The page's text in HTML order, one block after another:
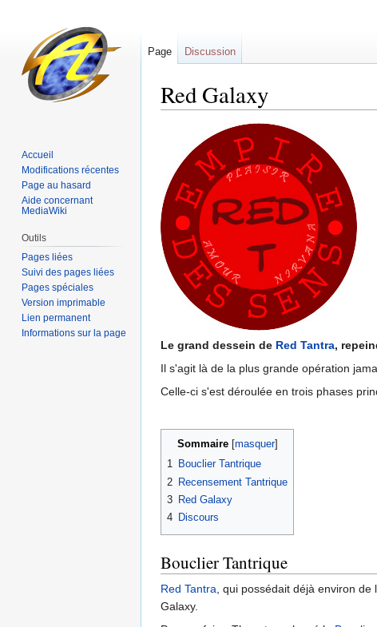
Red Galaxy
navigation
recherche
Le grand dessein de Red Tantra,
Il s'agit là de la plus grande opération
Celle-ci s'est déroulée en trois phases
Sommaire
1 Bouclier Tantrique
2 Recensement Tantrique
3 Red Galaxy
4 Discours
Bouclier Tantrique
Red Tantra, qui possédait déjà environ
Galaxy.
Page Discussion
Accueil
Modifications récentes
Page au hasard
Aide concernant
MediaWiki
Outils
Pages liées
Suivi des pages liées
Pages spéciales
Version imprimable
Lien permanent
Informations sur la page